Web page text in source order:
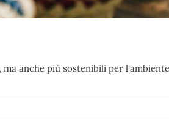
anche più sostenibili per